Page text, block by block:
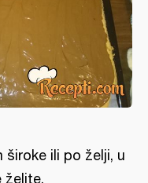
široke ili po želji, u
želite.